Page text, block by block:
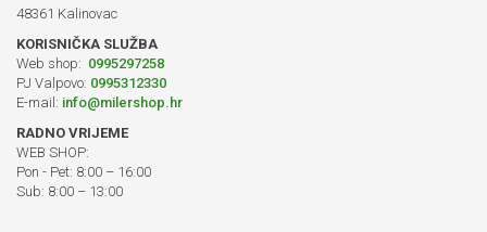
48361 Kalinovac
KORISNIČKA SLUŽBA
Web shop: 0995297258
PJ Valpovo: 0995312330
E-mail: info@milershop.hr
RADNO VRIJEME
WEB SHOP:
Pon - Pet: 8:00 – 16:00
Sub: 8:00 – 13:00